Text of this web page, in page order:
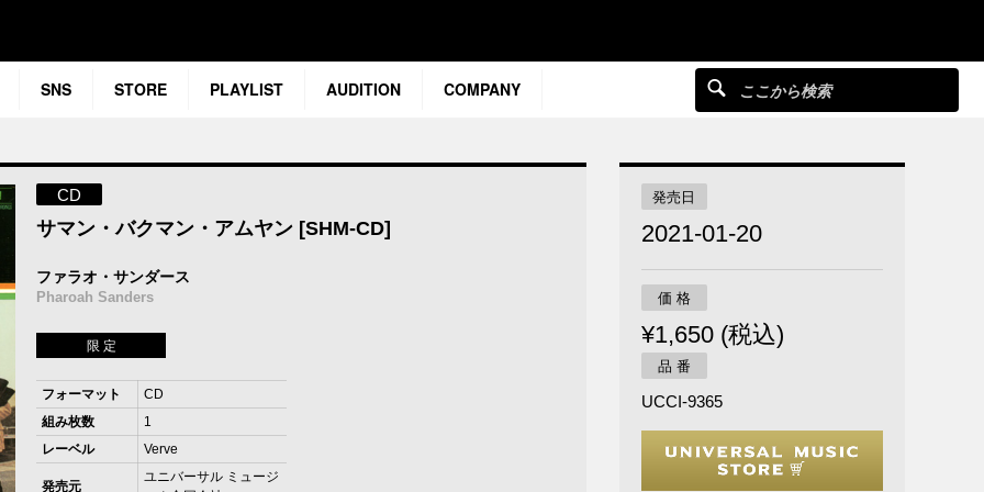
SNS STORE PLAYLIST AUDITION COMPANY
CD
サマン・バクマン・アムヤン [SHM-CD]
ファラオ・サンダース
Pharoah Sanders
限 定
フォーマット
CD
組み枚数
1
レーベル
Verve
発売元
ユニバーサル ミュージ
発売日
2021-01-20
価 格
¥1,650 (税込)
品 番
UCCI-9365